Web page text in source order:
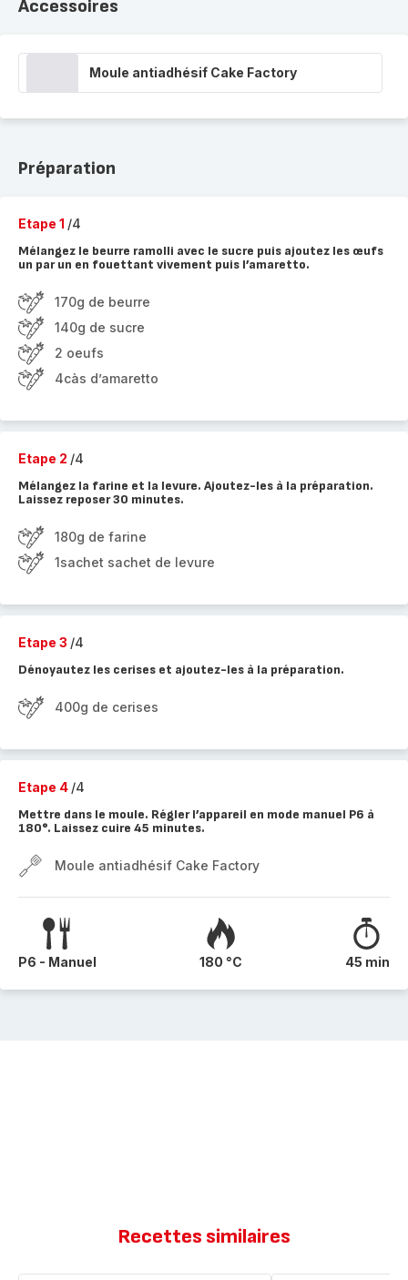
Accessoires
Moule antiadhésif Cake Factory
Préparation
Etape 1 /4
Mélangez le beurre ramolli avec le sucre puis ajoutez les œufs
un par un en fouettant vivement puis l’amaretto.
170g de beurre
140g de sucre
2 oeufs
4càs d’amaretto
Etape 2 /4
Mélangez la farine et la levure. Ajoutez-les à la préparation.
Laissez reposer 30 minutes.
180g de farine
1sachet sachet de levure
Etape 3 /4
Dénoyautez les cerises et ajoutez-les à la préparation.
400g de cerises
Etape 4 /4
Mettre dans le moule. Régler l’appareil en mode manuel P6 à
180°. Laissez cuire 45 minutes.
Moule antiadhésif Cake Factory
P6 - Manuel 180 °C 45 min
Recettes similaires